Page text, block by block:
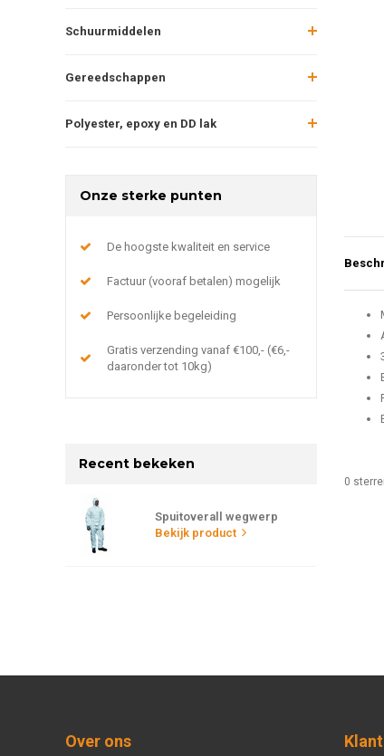
Schuurmiddelen
Gereedschappen
Polyester, epoxy en DD lak
Onze sterke punten
De hoogste kwaliteit en service
Factuur (vooraf betalen) mogelijk
Persoonlijke begeleiding
Gratis verzending vanaf €100,- (€6,-
daaronder tot 10kg)
Recent bekeken
Spuitoverall wegwerp
Bekijk product
0
Over ons